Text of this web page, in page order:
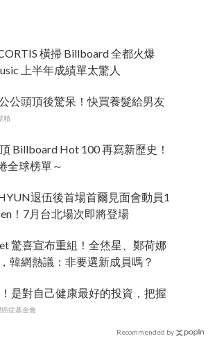
橫掃 Billboard 全都火爆
上半年成績單太驚人
公頭頂後驚呆！快買養髮給男友
精
Billboard Hot 100 再寫新歷史！
全球榜單～
退伍後首場首爾見面會動員1
！7月台北場次即將登場
驚喜宣布重組！全烋星、鄭荷娜
韓網熱議：非要選新成員嗎？
是對自己健康最好的投資，把握
癌症基金會
Recommended by